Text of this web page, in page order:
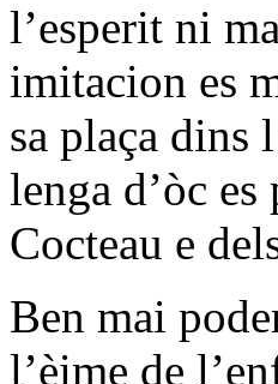
l’esperit ni
imitacion es
sa plaça dins
lenga d’òc
Cocteau e
Ben mai
l’èime de